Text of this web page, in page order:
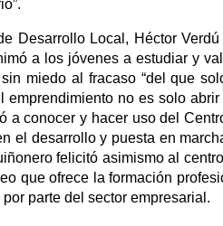
Desarrollo Local, Héctor Verdú
a los jóvenes a estudiar y
miedo al fracaso “del que
emprendimiento no es solo abrir
a conocer y hacer uso del
el desarrollo y puesta en
felicitó asimismo al
que ofrece la formación
parte del sector empresarial.